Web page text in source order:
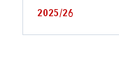
2025/26